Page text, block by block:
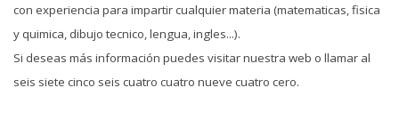
con experiencia para impartir cualquier materia (matematicas, fisica
y quimica, dibujo tecnico, lengua, ingles...).
Si deseas más información puedes visitar nuestra web o llamar al
seis siete cinco seis cuatro cuatro nueve cuatro cero.